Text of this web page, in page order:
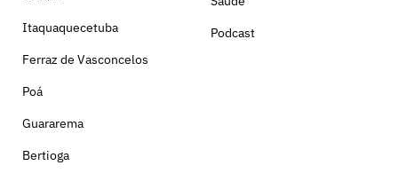
Itaquaquecetuba
Ferraz de Vasconcelos
Poá
Guararema
Bertioga
Podcast